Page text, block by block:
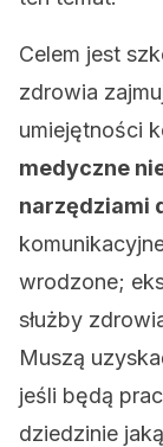
Celem jest
zdrowia
umiejętności
medyczne
narzędziami
wrodzone;
służby
Muszą
jeśli będą
dziedzinie